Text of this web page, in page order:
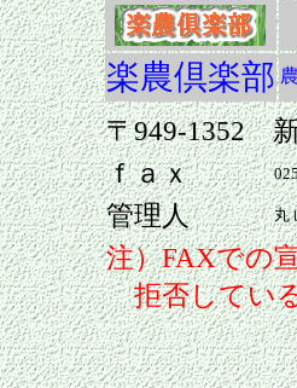
楽農倶楽部
〒949-1352
ｆａｘ
管理人 丸
注）FAXでの
拒否している